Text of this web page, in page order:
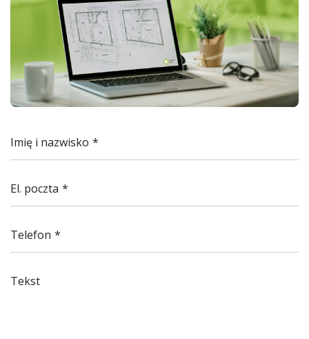
Imię i nazwisko
El. poczta
Telefon
Tekst